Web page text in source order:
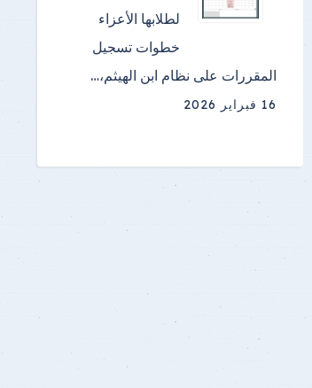
لطلابها الأعزاء
خطوات تسجيل
المقررات على نظام ابن الهيثم،…
16 فبراير 2026